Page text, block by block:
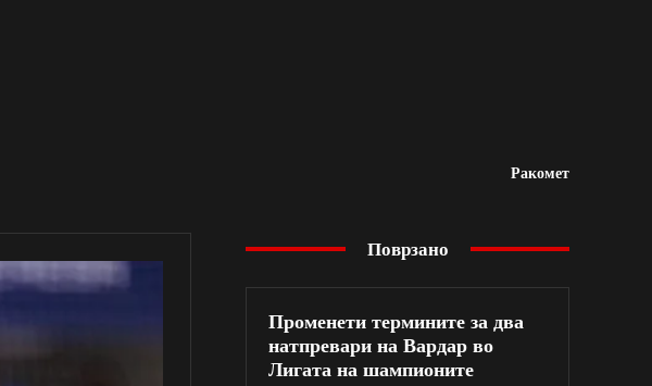
Ракомет
Поврзано
Променети термините за два
натпревари на Вардар во
Лигата на шампионите